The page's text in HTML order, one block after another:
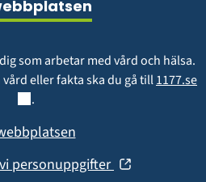
som arbetar med vård och hälsa.
eller fakta ska du gå till 1177.se
.
personuppgifter (öppnas